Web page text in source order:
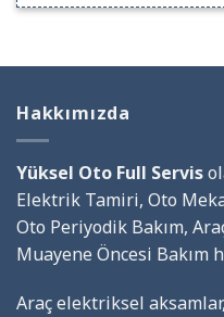
Hakkımızda
Yüksel Oto Full Servis
Elektrik Tamiri, Oto
Oto Periyodik Bakım,
Muayene Öncesi Bakım
Araç elektriksel